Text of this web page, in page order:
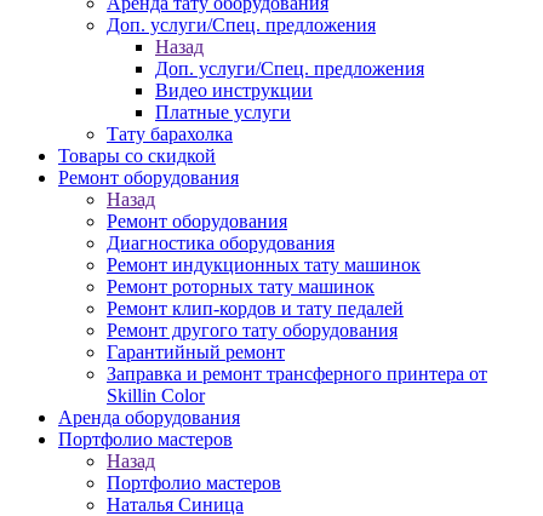
Доп. услуги/Спец. предложения
Назад
Доп. услуги/Спец. предложения
Видео инструкции
Платные услуги
Тату барахолка
Товары со скидкой
Ремонт оборудования
Назад
Ремонт оборудования
Диагностика оборудования
Ремонт индукционных тату машинок
Ремонт роторных тату машинок
Ремонт клип-кордов и тату педалей
Ремонт другого тату оборудования
Гарантийный ремонт
Заправка и ремонт трансферного принтера от
Skillin Color
Аренда оборудования
Портфолио мастеров
Назад
Портфолио мастеров
Наталья Синица